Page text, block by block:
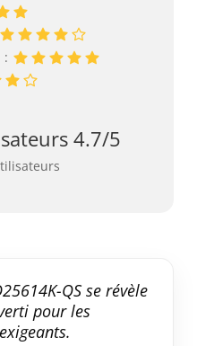
:
4.7/5
QS se révèle
pour les